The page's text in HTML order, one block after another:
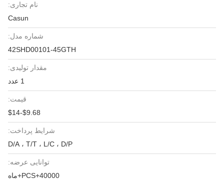
نام تجاری:
Casun
شماره مدل:
42SHD00101-45GTH
مقدار تولیدی:
قیمت:
$9.68-$14
شرایط پرداخت:
D/A ، T/T ، L/C ، D/P
توانایی عرضه:
40000+PCS+ماه